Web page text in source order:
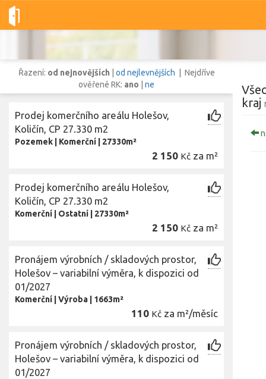
Dobré-nemovitosti.cz obec Holešov, okres Kroměříž, Zlínský
Vše Pozemky
Cena
Řazení: od nejnovějších od nejlevnějších | Nejdříve
ověřené RK: ano ne
Prodej komerčního areálu Holešov,
Količín, CP 27.330 m2
Pozemek Komerční 27330m²
2 150 Kč za m²
Prodej komerčního areálu Holešov,
Količín, CP 27.330 m2
Komerční Ostatní 27330m²
2 150 Kč za m²
Pronájem výrobních / skladových prostor,
Holešov – variabilní výměra, k dispozici od
01/2027
Komerční Výroba 1663m²
110 Kč za m²/měsíc
Pronájem výrobních / skladových prostor,
Holešov – variabilní výměra, k dispozici od
01/2027
kraj